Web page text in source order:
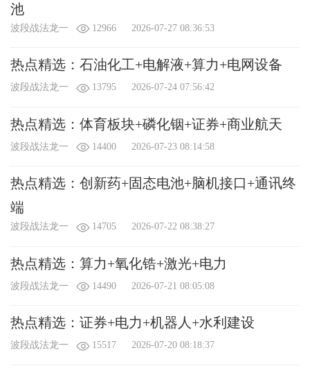
您将赠送 （朵）鲜花给：波段战法龙一
（1鲜花 = 0.1人民币=1金币）查看我的礼物
附言：（不超过100字）
池
波段战法龙一 12966 2026-07-27 08:36:53
热点精选：石油化工+电解液+算力+电网设备
波段战法龙一 13795 2026-07-24 07:56:42
热点精选：体育板块+磷化铟+证券+商业航天
波段战法龙一 14400 2026-07-23 08:14:58
热点精选：创新药+固态电池+脑机接口+通讯终
端
波段战法龙一 14705 2026-07-22 08:38:27
热点精选：算力+氧化锆+激光+电力
波段战法龙一 14490 2026-07-21 08:05:08
热点精选：证券+电力+机器人+水利建设
波段战法龙一 15517 2026-07-20 08:18:37